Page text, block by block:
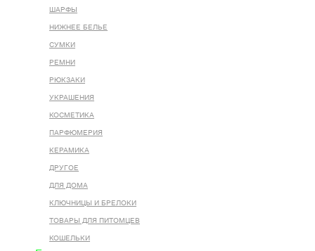
ШАРФЫ
НИЖНЕЕ БЕЛЬЕ
СУМКИ
РЕМНИ
РЮКЗАКИ
УКРАШЕНИЯ
КОСМЕТИКА
ПАРФЮМЕРИЯ
КЕРАМИКА
ДРУГОЕ
ДЛЯ ДОМА
КЛЮЧНИЦЫ И БРЕЛОКИ
ТОВАРЫ ДЛЯ ПИТОМЦЕВ
КОШЕЛЬКИ